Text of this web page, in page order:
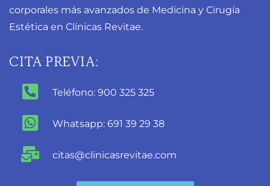
corporales más avanzados de Medicina y Cirugía
Estética en Clínicas Revitae.
CITA PREVIA:
Teléfono: 900 325 325
Whatsapp: 691 39 29 38
citas@clinicasrevitae.com